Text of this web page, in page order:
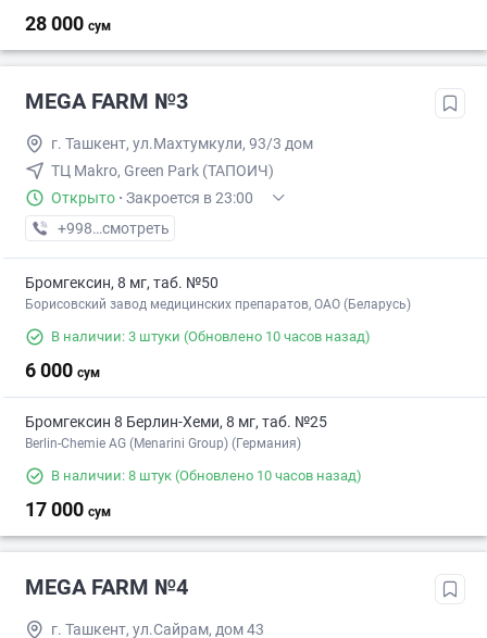
28 000 сум
MEGA FARM №3
г. Ташкент, ул.Махтумкули, 93/3 дом
ТЦ Makro, Green Park (ТАПОИЧ)
Открыто · Закроется в 23:00
+998 (55) XXX-XX-XX
смотреть
Бромгексин, 8 мг, таб. №50
Борисовский завод медицинских препаратов, ОАО (Беларусь)
В наличии: 3 штуки (Обновлено 10 часов назад)
6 000 сум
Бромгексин 8 Берлин-Хеми, 8 мг, таб. №25
Berlin-Chemie AG (Menarini Group) (Германия)
В наличии: 8 штук (Обновлено 10 часов назад)
17 000 сум
MEGA FARM №4
г. Ташкент, ул.Сайрам, дом 43